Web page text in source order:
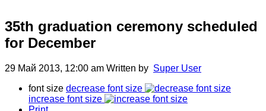
35th graduation ceremony scheduled
for December
29 Май 2013, 12:00 am Written by Super User
font size decrease font size
increase font size